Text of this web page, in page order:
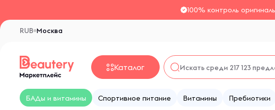
100% контроль
Москва
RUB
Каталог
БАДы и витамины Спортивное питание Витамины Пребиотики